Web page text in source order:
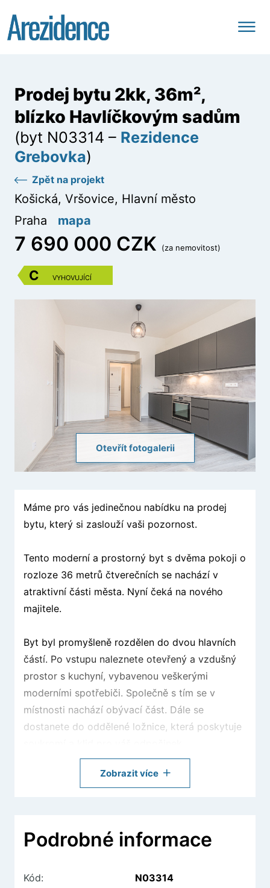
Prodej bytu 2kk, 36m²,
blízko Havlíčkovým sadům
(byt N03314 – Rezidence
Grebovka)
Zpět na projekt
Košická, Vršovice, Hlavní město
Praha mapa
7 690 000 CZK (za nemovitost)
C VYHOVUJÍCÍ
Otevřít fotogalerii
Máme pro vás jedinečnou nabídku na prodej
bytu, který si zaslouží vaši pozornost.
Tento moderní a prostorný byt s dvěma pokoji o
rozloze 36 metrů čtverečních se nachází v
atraktivní části města. Nyní čeká na nového
majitele.
Byt byl promyšleně rozdělen do dvou hlavních
částí. Po vstupu naleznete otevřený a vzdušný
prostor s kuchyní, vybavenou veškerými
moderními spotřebiči. Společně s tím se v
místnosti nachází obývací část. Dále se
dostanete do oddělené ložnice, která poskytuje
Jeho lokalita je jedinečná díky blízkosti k
spojení do centra města a dalších částí města.
Tuto mimořádnou příležitost byste neměli
Zobrazit více
Podrobné informace
Kód:
N03314